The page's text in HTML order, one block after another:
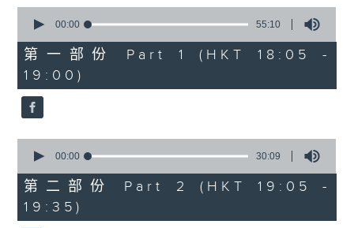
seconds
55
minutes,
10
seconds
00:00 55:10
第一部份 Part 1 (HKT 18:05 -
19:00)
seconds
30
minutes,
9
seconds
00:00 30:09
第二部份 Part 2 (HKT 19:05 -
19:35)